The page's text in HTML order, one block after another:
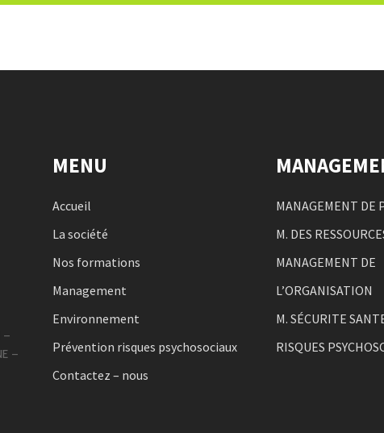
–
–
MENU
Accueil
La société
Nos formations
Management
Environnement
Prévention risques psychosociaux
Contactez – nous
MANAGEMENT DE
M. DES
MANAGEMENT DE
L’ORGANISATION
M. SÉCURITE
RISQUES